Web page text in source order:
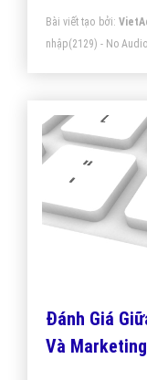
Bài viết tạo bởi:
nhập(2129) - No Audio
Đánh Giá
Và